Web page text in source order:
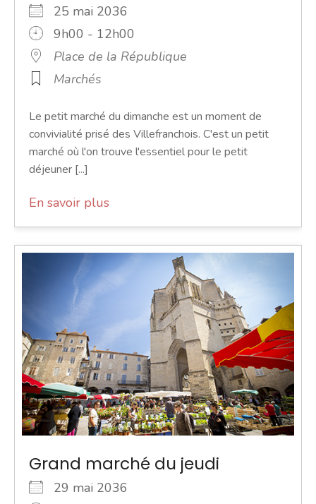
25 mai 2036
9h00 - 12h00
Place de la République
Marchés
Le petit marché du dimanche est un moment de
convivialité prisé des Villefranchois. C'est un petit
marché où l'on trouve l'essentiel pour le petit
déjeuner [...]
En savoir plus
Grand marché du jeudi
29 mai 2036